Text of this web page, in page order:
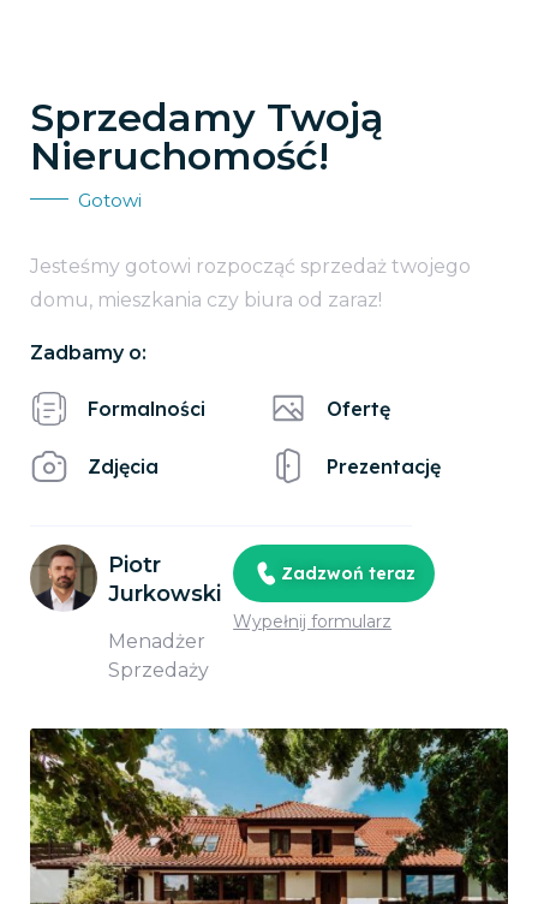
Sprzedamy Twoją
Nieruchomość!
Gotowi
Jesteśmy gotowi rozpocząć sprzedaż twojego
domu, mieszkania czy biura od zaraz!
Zadbamy o:
Formalności
Zdjęcia
Ofertę
Prezentację
Piotr
Jurkowski
Menadżer
Sprzedaży
Zadzwoń teraz
Wypełnij formularz